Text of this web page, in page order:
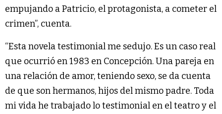
empujando a Patricio, el protagonista, a cometer el
crimen”, cuenta.
“Esta novela testimonial me sedujo. Es un caso real
que ocurrió en 1983 en Concepción. Una pareja en
una relación de amor, teniendo sexo, se da cuenta
de que son hermanos, hijos del mismo padre. Toda
mi vida he trabajado lo testimonial en el teatro y el